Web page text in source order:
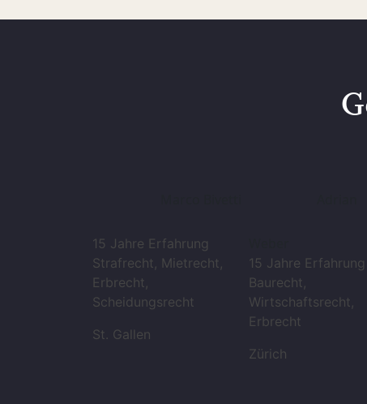
15 Jahre Erfahrung
Strafrecht, Mietrecht,
Erbrecht,
Scheidungsrecht
St. Gallen
15 Jahre Erfahrung
Baurecht,
Wirtschaftsrecht,
Erbrecht
Zürich